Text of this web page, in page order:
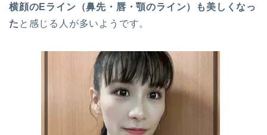
横顔のEライン（鼻先・唇・顎のライン）も美しくなっ
た と感じる人が多いようです。